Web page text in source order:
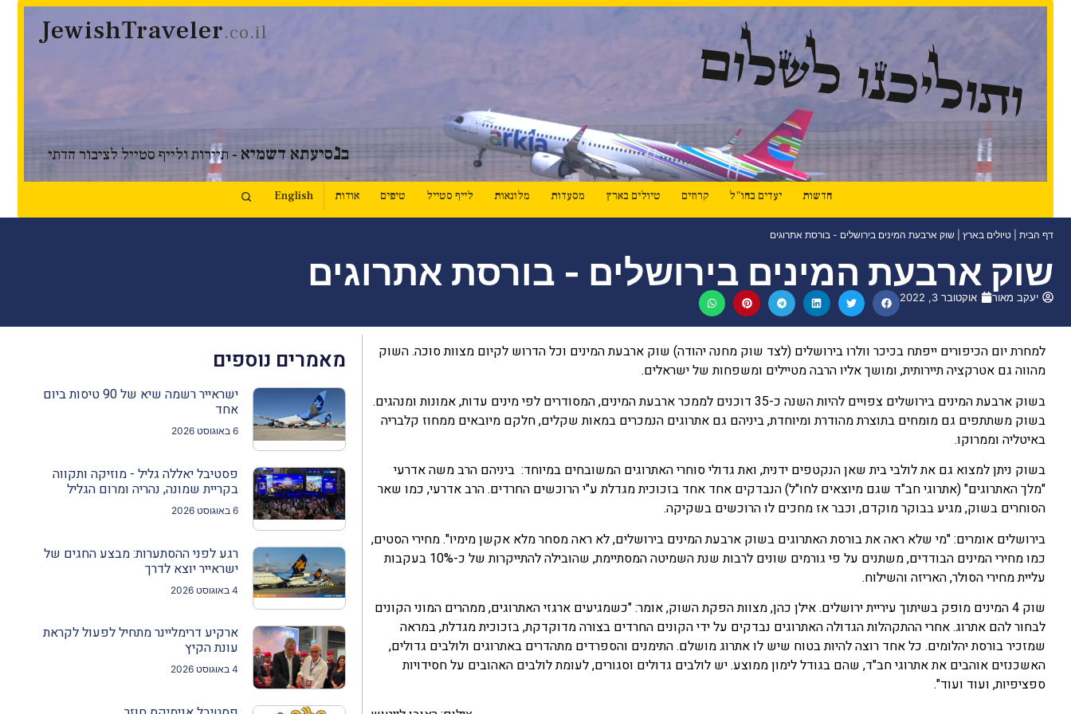
JewishTraveler.co.il ותוליכנו לשלום
בנסיעתא דשמיא - תיירות ולייף סטייל לציבור הדתי
חדשות יעדים בחו"ל קרוזים טיולים בארץ מסעדות מלונאות לייף סטייל טיפים אודות English
דף הבית טיולים בארץ שוק ארבעת המינים בירושלים - בורסת אתרוגים
שוק ארבעת המינים בירושלים - בורסת אתרוגים
יעקב מאור אוקטובר 3, 2022
למחרת יום הכיפורים ייפתח בכיכר וולרו בירושלים (לצד שוק מחנה יהודה) שוק ארבעת המינים וכל הדרוש לקיום מצוות סוכה. השוק
מהווה גם אטרקציה תיירותית, ומושך אליו הרבה מטיילים ומשפחות של ישראלים.
בשוק ארבעת המינים בירושלים צפויים להיות השנה כ-35 דוכנים לממכר ארבעת המינים, המסודרים לפי מינים עדות, אמונות ומנהגים.
בשוק משתתפים גם מומחים בתוצרת מהודרת ומיוחדת, ביניהם גם אתרוגים הנמכרים במאות שקלים, חלקם מיובאים ממחוז קלבריה
באיטליה וממרוקו.
בשוק ניתן למצוא גם את לולבי בית שאן הנקטפים ידנית, ואת גדולי סוחרי האתרוגים המשובחים במיוחד: ביניהם הרב משה אדרעי
"מלך האתרוגים" (אתרוגי חב"ד שגם מיוצאים לחו"ל) הנבדקים אחד אחד בזכוכית מגדלת ע"י הרוכשים החרדים. הרב אדרעי, כמו שאר
הסוחרים בשוק, מגיע בבוקר מוקדם, וכבר אז מחכים לו הרוכשים בשקיקה.
בירושלים אומרים: "מי שלא ראה את בורסת האתרוגים בשוק ארבעת המינים בירושלים, לא ראה מסחר מלא אקשן מימיו". מחירי הסטים,
כמו מחירי המינים הבודדים, משתנים על פי גורמים שונים לרבות שנת השמיטה המסתיימת, שהובילה להתייקרות של כ-10% בעקבות
עליית מחירי הסולר, האריזה והשילוח.
שוק 4 המינים מופק בשיתוך עיריית ירושלים. אילן כהן, מצוות הפקת השוק, אומר: "כשמגיעים ארגזי האתרוגים, ממהרים המוני הקונים
לבחור להם אתרוג. אחרי ההתקהלות הגדולה האתרוגים נבדקים על ידי הקונים החרדים בצורה מדוקדקת, בזכוכית מגדלת, במראה
שמזכיר בורסת יהלומים. כל אחד רוצה להיות בטוח שיש לו אתרוג מושלם. התימנים והספרדים מתהדרים באתרוגים ולולבים גדולים,
האשכנזים אוהבים את אתרוגי חב"ד, שהם בגודל לימון ממוצע. יש לולבים גדולים וסגורים, לעומת לולבים האהובים על חסידויות
ספציפיות, ועוד ועוד".
מאמרים נוספים
ישראייר רשמה שיא של 90 טיסות ביום
אחד
6 באוגוסט 2026
פסטיבל יאללה גליל - מוזיקה ותקווה
בקריית שמונה, נהריה ומרום הגליל
6 באוגוסט 2026
רגע לפני ההסתערות: מבצע החגים של
ישראייר יוצא לדרך
4 באוגוסט 2026
ארקיע דרימליינר מתחיל לפעול לקראת
עונת הקיץ
4 באוגוסט 2026